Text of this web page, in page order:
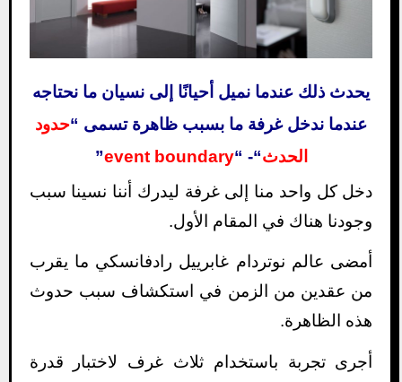
يحدث ذلك عندما نميل أحيانًا إلى نسيان ما نحتاجه
عندما ندخل غرفة ما بسبب ظاهرة تسمى “حدود
الحدث“- “
event boundary
”
دخل كل واحد منا إلى غرفة ليدرك أننا نسينا سبب
وجودنا هناك في المقام الأول.
أمضى عالم نوتردام غابرييل رادفانسكي ما يقرب
من عقدين من الزمن في استكشاف سبب حدوث
هذه الظاهرة.
أجرى تجربة باستخدام ثلاث غرف لاختبار قدرة